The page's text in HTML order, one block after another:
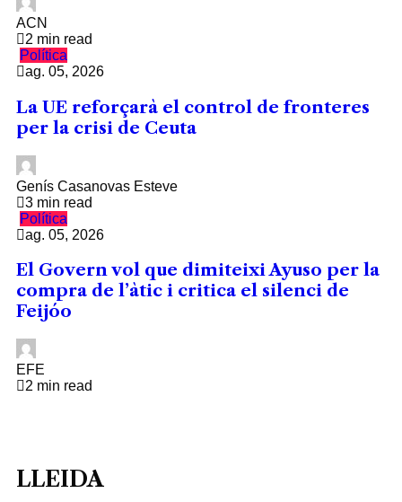
ACN
2 min read
Política
ag. 05, 2026
La UE reforçarà el control de fronteres
per la crisi de Ceuta
Genís Casanovas Esteve
3 min read
Política
ag. 05, 2026
El Govern vol que dimiteixi Ayuso per la
compra de l’àtic i critica el silenci de
Feijóo
EFE
2 min read
LLEIDA